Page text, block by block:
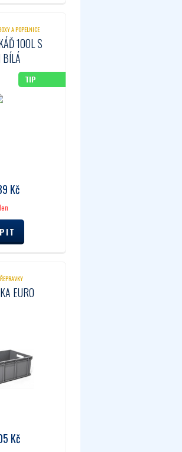
A POPELNICE
100L S
TIP
Kč
EURO
Kč